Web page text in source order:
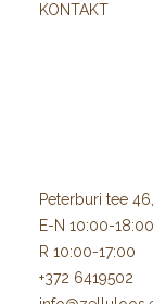
luksuslikud
menüüd;
ettevõtte
kunsti- ja
KONTAKT
Peterburi tee
E-N 10:00-18:00
R 10:00-17:00
+372 6419502